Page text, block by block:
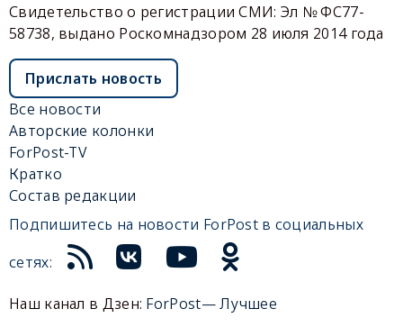
Свидетельство о регистрации СМИ: Эл № ФС77-
58738, выдано Роскомнадзором 28 июля 2014 года
Прислать новость
Все новости
Авторские колонки
ForPost-TV
Кратко
Состав редакции
Подпишитесь на новости ForPost в социальных
сетях:
Наш канал в Дзен: ForPost— Лучшее